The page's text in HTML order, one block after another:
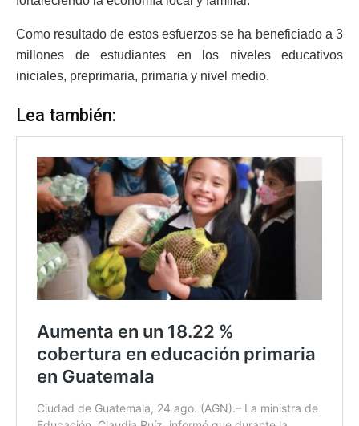
Como resultado de estos esfuerzos se ha beneficiado a 3
millones de estudiantes en los niveles educativos
iniciales, preprimaria, primaria y nivel medio.
Lea también: